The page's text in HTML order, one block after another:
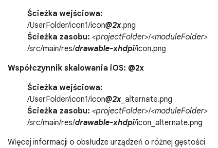
Ścieżka wejściowa:
/UserFolder/icon1/icon@2x.png
Ścieżka zasobu: <projectFolder>/<moduleFolder>
/src/main/res/drawable-xhdpi/icon.png
Współczynnik skalowania iOS: @2x
Ścieżka wejściowa:
/UserFolder/icon1/icon@2x _alternate.png
Ścieżka zasobu: <projectFolder>/<moduleFolder>
/src/main/res/drawable-xhdpi/icon_alternate.png
Więcej informacji o obsłudze urządzeń o różnej gęstości